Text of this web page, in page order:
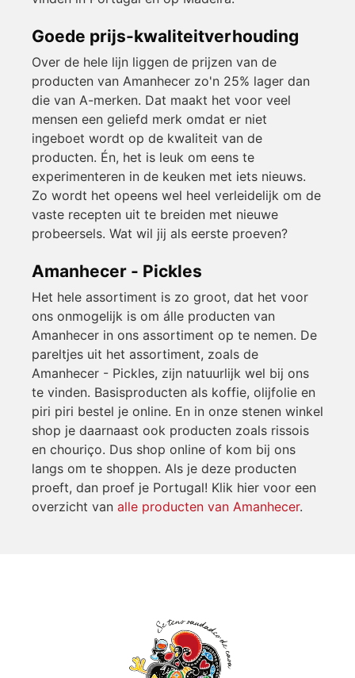
Goede prijs-kwaliteitverhouding
Over de hele lijn liggen de prijzen van de
producten van Amanhecer zo'n 25% lager dan
die van A-merken. Dat maakt het voor veel
mensen een geliefd merk omdat er niet
ingeboet wordt op de kwaliteit van de
producten. Én, het is leuk om eens te
experimenteren in de keuken met iets nieuws.
Zo wordt het opeens wel heel verleidelijk om de
vaste recepten uit te breiden met nieuwe
probeersels. Wat wil jij als eerste proeven?
Amanhecer - Pickles
Het hele assortiment is zo groot, dat het voor
ons onmogelijk is om álle producten van
Amanhecer in ons assortiment op te nemen. De
pareltjes uit het assortiment, zoals de
Amanhecer - Pickles, zijn natuurlijk wel bij ons
te vinden. Basisproducten als koffie, olijfolie en
piri piri bestel je online. En in onze stenen winkel
shop je daarnaast ook producten zoals rissois
en chouriço. Dus shop online of kom bij ons
langs om te shoppen. Als je deze producten
proeft, dan proef je Portugal! Klik hier voor een
overzicht van alle producten van Amanhecer.